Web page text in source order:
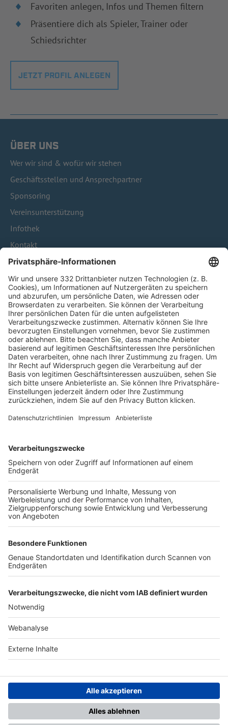
Favoriten anlegen, Infos und Themen filtern
Präsentiere dich als Spieler, Trainer oder
Schiedsrichter
JETZT PROFIL ANLEGEN
ÜBER UNS
Wer wir sind & wofür wir stehen
Geschäftsstellen und Ansprechpartner
Sponsoring
Vereinsunterstützung
Infothek
Kontakt
HÄUFIG BESUCHTE SEITEN
Pässe und Vereinswechsel
Trainerausbildung
Schulungsangebot Vereinsmitarbeiter
BFV-Geschäftsstellen
Trainerbörse
Login SpielPlus
FOLGE DEM BFV
TOP-VEREINE
TOP-PARTNER
Nutzungsbedingungen Datenschutz Impressum